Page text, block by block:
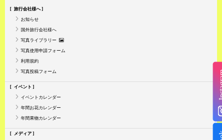
旅行会社様へ
お知らせ
国外旅行会社様へ
写真ライブラリー
写真使用申請フォーム
利用規約
写真投稿フォーム
イベント
イベントカレンダー
年間お花カレンダー
年間果物カレンダー
メディア